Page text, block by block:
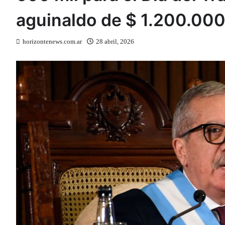
aguinaldo de $ 1.200.000
horizontenews.com.ar 28 abril, 2026